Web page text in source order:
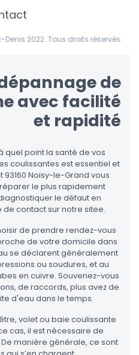
2022. Tous droits réservés.
de
avec facilité
et rapidité
quel point la santé de vos
coulissantes est essentiel et
Noisy-le-Grand vous
le plus rapidement
le défaut en
contact sur notre sitee.
de prendre rendez-vous
de votre domicile dans
se déclarent généralement
ou soudures, et au
en cuivre. Souvenez-vous
de raccords, plus avez de
d'eau dans le temps.
volet ou baie coulissante
cas, il est nécessaire de
manière générale, ce sont